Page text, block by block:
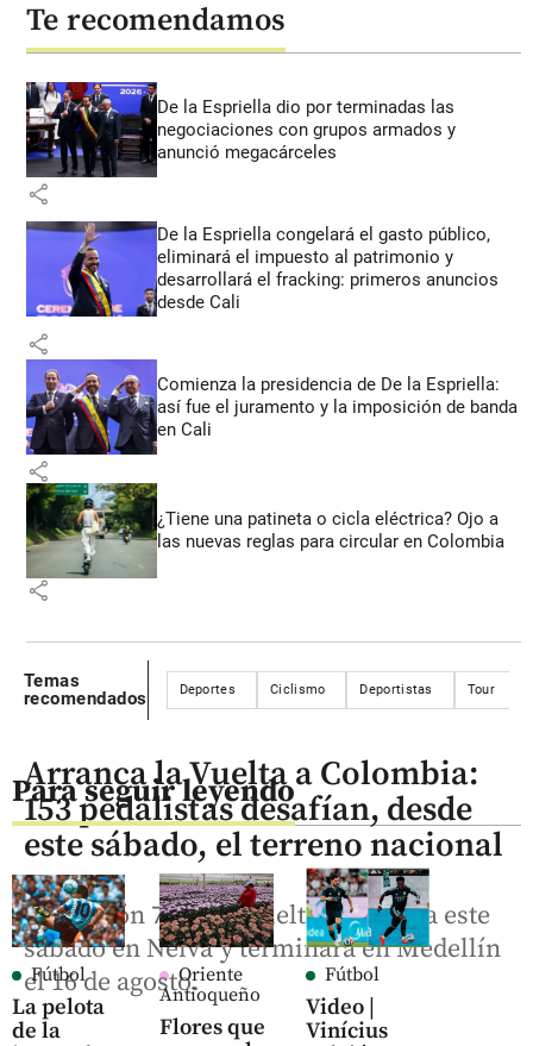
Te recomendamos
De la Espriella dio por terminadas las
negociaciones con grupos armados y
anunció megacárceles
share
De la Espriella congelará el gasto público,
eliminará el impuesto al patrimonio y
desarrollará el fracking: primeros anuncios
desde Cali
share
Comienza la presidencia de De la Espriella:
así fue el juramento y la imposición de banda
en Cali
share
¿Tiene una patineta o cicla eléctrica? Ojo a
las nuevas reglas para circular en Colombia
share
Temas
recomendados
Deportes Ciclismo Deportistas Tour
Para seguir leyendo
Fútbol
La pelota
de la
Oriente
Antioqueño
Flores que
Fútbol
Video |
Vinícius
Arranca la Vuelta a Colombia:
153 pedalistas desafían, desde
este sábado, el terreno nacional
La edición 76 de la Vuelta comienza este
sábado en Neiva y terminará en Medellín
el 16 de agosto.